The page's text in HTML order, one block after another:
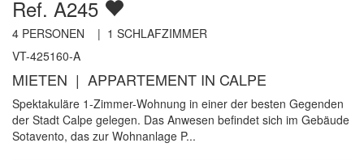
Ref. A245
4 PERSONEN | 1 SCHLAFZIMMER
VT-425160-A
MIETEN | APPARTEMENT IN CALPE
Spektakuläre 1-Zimmer-Wohnung in einer der besten Gegenden
der Stadt Calpe gelegen. Das Anwesen befindet sich im Gebäude
Sotavento, das zur Wohnanlage P...